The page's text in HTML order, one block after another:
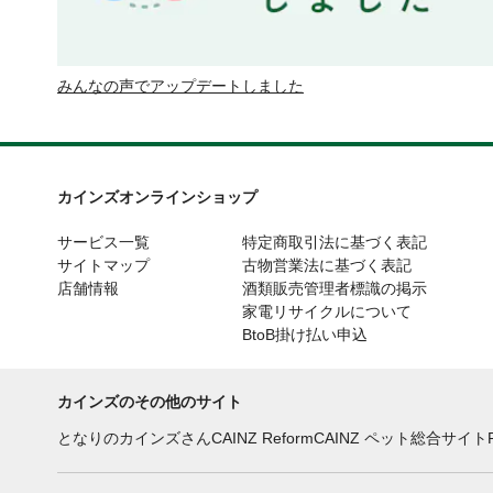
みんなの声でアップデートしました
カインズオンラインショップ
サービス一覧
サイトマップ
店舗情報
特定商取引法に基づく表記
古物営業法に基づく表記
酒類販売管理者標識の掲示
家電リサイクルについて
BtoB掛け払い申込
カインズのその他のサイト
となりのカインズさんCAINZ ReformCAINZ ペット総合サイト